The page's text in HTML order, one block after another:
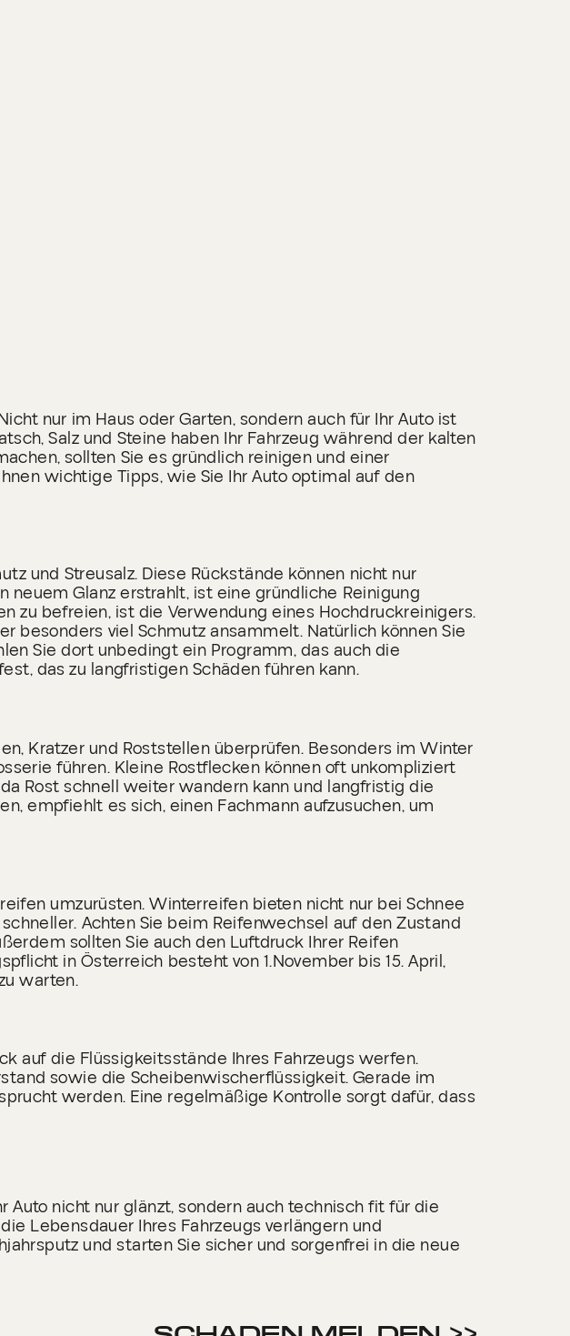
nur im Haus oder Garten, sondern auch für Ihr Auto ist
Salz und Steine haben Ihr Fahrzeug während der kalten
sollten Sie es gründlich reinigen und einer
wichtige Tipps, wie Sie Ihr Auto optimal auf den
und Streusalz. Diese Rückstände können nicht nur
neuem Glanz erstrahlt, ist eine gründliche Reinigung
zu befreien, ist die Verwendung eines Hochdruckreinigers.
besonders viel Schmutz ansammelt. Natürlich können Sie
Sie dort unbedingt ein Programm, das auch die
das zu langfristigen Schäden führen kann.
Kratzer und Roststellen überprüfen. Besonders im Winter
führen. Kleine Rostflecken können oft unkompliziert
Rost schnell weiter wandern kann und langfristig die
empfiehlt es sich, einen Fachmann aufzusuchen, um
umzurüsten. Winterreifen bieten nicht nur bei Schnee
Achten Sie beim Reifenwechsel auf den Zustand
sollten Sie auch den Luftdruck Ihrer Reifen
in Österreich besteht von 1.November bis 15. April,
warten.
auf die Flüssigkeitsstände Ihres Fahrzeugs werfen.
sowie die Scheibenwischerflüssigkeit. Gerade im
werden. Eine regelmäßige Kontrolle sorgt dafür, dass
nicht nur glänzt, sondern auch technisch fit für die
Lebensdauer Ihres Fahrzeugs verlängern und
und starten Sie sicher und sorgenfrei in die neue